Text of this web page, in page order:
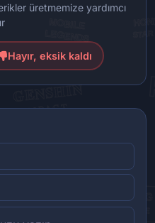
üretmemize yardımcı
Hayır, eksik kaldı